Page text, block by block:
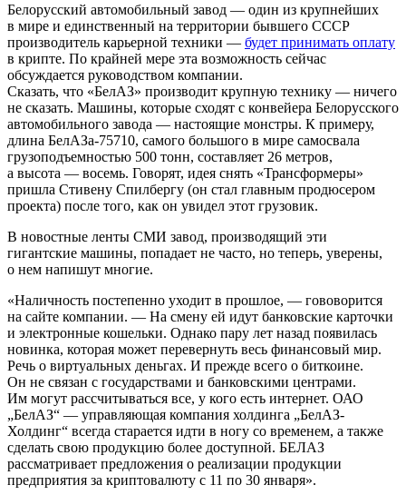
Белорусский автомобильный завод — один из крупнейших
в мире и единственный на территории бывшего СССР
производитель карьерной техники — будет принимать оплату
в крипте. По крайней мере эта возможность сейчас
обсуждается руководством компании.
Сказать, что «БелАЗ» производит крупную технику — ничего
не сказать. Машины, которые сходят с конвейера Белорусского
автомобильного завода — настоящие монстры. К примеру,
длина БелАЗа-75710, самого большого в мире самосвала
грузоподъемностью 500 тонн, составляет 26 метров,
а высота — восемь. Говорят, идея снять «Трансформеры»
пришла Стивену Спилбергу (он стал главным продюсером
проекта) после того, как он увидел этот грузовик.
В новостные ленты СМИ завод, производящий эти
гигантские машины, попадает не часто, но теперь, уверены,
о нем напишут многие.
«Наличность постепенно уходит в прошлое, — гововорится
на сайте компании. — На смену ей идут банковские карточки
и электронные кошельки. Однако пару лет назад появилась
новинка, которая может перевернуть весь финансовый мир.
Речь о виртуальных деньгах. И прежде всего о биткоине.
Он не связан с государствами и банковскими центрами.
Им могут рассчитываться все, у кого есть интернет. ОАО
„БелАЗ“ — управляющая компания холдинга „БелАЗ-
Холдинг“ всегда старается идти в ногу со временем, а также
сделать свою продукцию более доступной. БЕЛАЗ
рассматривает предложения о реализации продукции
предприятия за криптовалюту с 11 по 30 января».